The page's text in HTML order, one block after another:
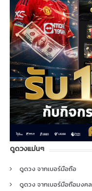
ดูดวงแม่นๆ
ดูดวง จากเบอร์มือถือ
ดูดวง จากเบอร์มือถือมงคล